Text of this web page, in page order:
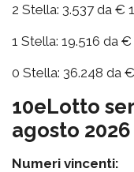
2 Stella: 3.537 da €
1 Stella: 19.516 da
0 Stella: 36.248 da
10eLotto
agosto 2026
Numeri vincenti: